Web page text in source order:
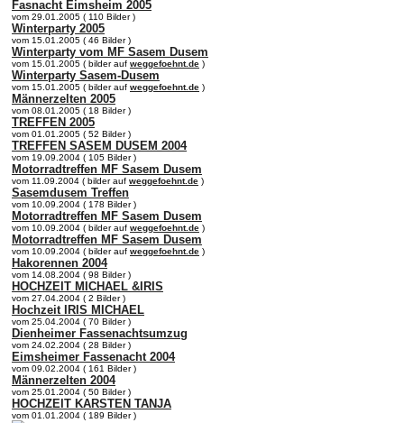
Fasnacht Eimsheim 2005
vom 29.01.2005 ( 110 Bilder )
Winterparty 2005
vom 15.01.2005 ( 46 Bilder )
Winterparty vom MF Sasem Dusem
vom 15.01.2005 ( bilder auf weggefoehnt.de )
Winterparty Sasem-Dusem
vom 15.01.2005 ( bilder auf weggefoehnt.de )
Männerzelten 2005
vom 08.01.2005 ( 18 Bilder )
TREFFEN 2005
vom 01.01.2005 ( 52 Bilder )
TREFFEN SASEM DUSEM 2004
vom 19.09.2004 ( 105 Bilder )
Motorradtreffen MF Sasem Dusem
vom 11.09.2004 ( bilder auf weggefoehnt.de )
Sasemdusem Treffen
vom 10.09.2004 ( 178 Bilder )
Motorradtreffen MF Sasem Dusem
vom 10.09.2004 ( bilder auf weggefoehnt.de )
Motorradtreffen MF Sasem Dusem
vom 10.09.2004 ( bilder auf weggefoehnt.de )
Hakorennen 2004
vom 14.08.2004 ( 98 Bilder )
HOCHZEIT MICHAEL &IRIS
vom 27.04.2004 ( 2 Bilder )
Hochzeit IRIS MICHAEL
vom 25.04.2004 ( 70 Bilder )
Dienheimer Fassenachtsumzug
vom 24.02.2004 ( 28 Bilder )
Eimsheimer Fassenacht 2004
vom 09.02.2004 ( 161 Bilder )
Männerzelten 2004
vom 25.01.2004 ( 50 Bilder )
HOCHZEIT KARSTEN TANJA
vom 01.01.2004 ( 189 Bilder )